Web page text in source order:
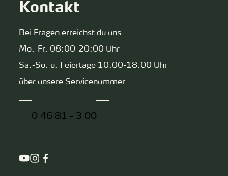
Kontakt
Bei Fragen erreichst du uns
Mo.-Fr. 08:00-20:00 Uhr
Sa.-So. u. Feiertage 10:00-18:00 Uhr
über unsere Servicenummer
0 46 81 - 3 00